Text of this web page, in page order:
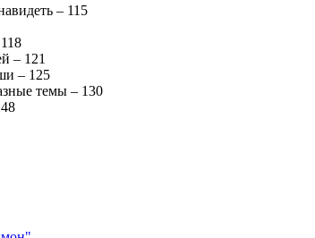
– 115
– 121
– 125
темы – 130